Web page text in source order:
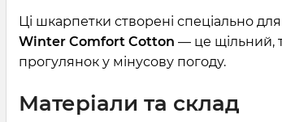
Ці шкарпетки створені спеціально
Winter Comfort Cotton — це щільний,
прогулянок у мінусову погоду.
Матеріали та склад